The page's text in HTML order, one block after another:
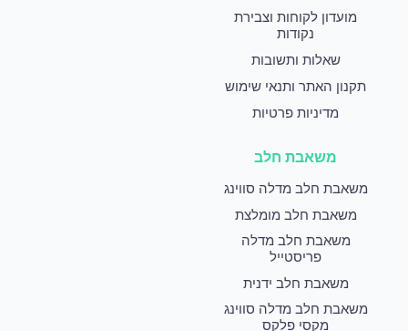
מועדון לקוחות וצבירת
נקודות
שאלות ותשובות
תקנון האתר ותנאי שימוש
מדיניות פרטיות
משאבת חלב
משאבת חלב מדלה סווינג
משאבת חלב מומלצת
משאבת חלב מדלה
פריסטייל
משאבת חלב ידנית
משאבת חלב מדלה סווינג
מקסי פלקס